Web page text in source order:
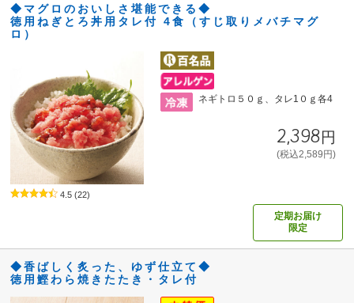
◆マグロのおいしさ堪能できる◆
徳用ねぎとろ丼用タレ付 4食（すじ取りメバチマグ
ロ）
ネギトロ５０ｇ、タレ1０ｇ各4
2,398円
(税込2,589円)
4.5 (22)
定期お届け
限定
◆香ばしく炙った、ゆず仕立て◆
徳用鰹わら焼きたたき・タレ付